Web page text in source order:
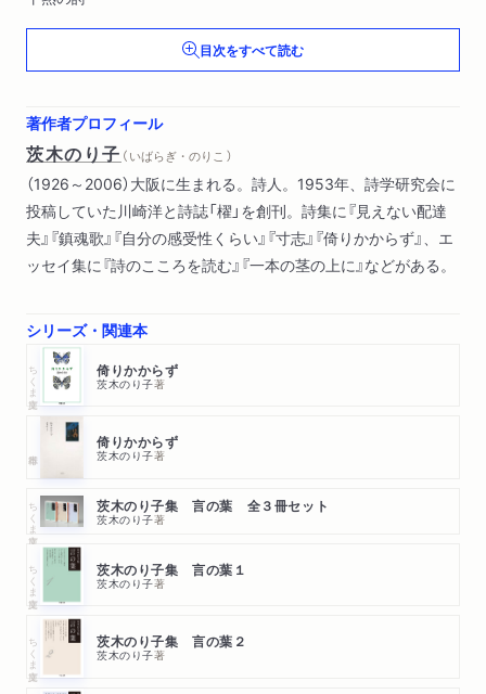
祝婚歌
＊
韓の国の白い花
ものに会う ひとに会う
＊
山本安英の花
去りゆくつうに
品格について
＊
おいてけぼり
散文
あとがき
解説 茨木さんと韓国語 金裕鴻
目次をすべて読む
著作者プロフィール
茨木のり子 （ いばらぎ・のりこ ）
（1926～2006）大阪に生まれる。詩人。1953年、詩学研究会に
投稿していた川崎洋と詩誌「櫂」を創刊。詩集に『見えない配達
夫』『鎮魂歌』『自分の感受性くらい』『寸志』『倚りかからず』、エ
ッセイ集に『詩のこころを読む』『一本の茎の上に』などがある。
シリーズ・関連本
ちくま文庫 倚りかからず
茨木のり子著
倚りかからず
茨木のり子著
ちくま文庫 茨木のり子集 言の葉 全３冊セット
茨木のり子著
ちくま文庫 茨木のり子集 言の葉１
茨木のり子著
ちくま文庫 茨木のり子集 言の葉２
茨木のり子著